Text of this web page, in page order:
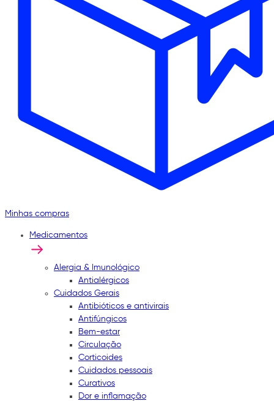
Minhas compras
Medicamentos
Alergia & Imunológico
Antialérgicos
Cuidados Gerais
Antibióticos e antivirais
Antifúngicos
Bem-estar
Circulação
Corticoides
Cuidados pessoais
Curativos
Dor e inflamação